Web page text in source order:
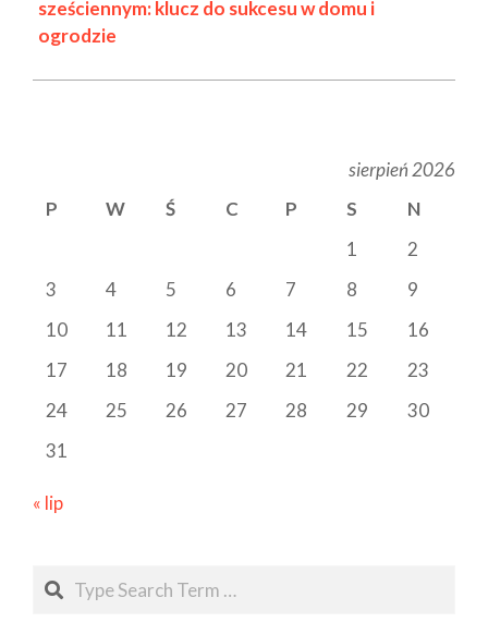
sześciennym: klucz do sukcesu w domu i
ogrodzie
sierpień 2026
P
W Ś C P S
N
1
2
3
4 5 6 7 8
9
10
11 12 13 14 15
16
17
18 19 20 21 22
23
24
25 26 27 28 29
30
31
« lip
Search